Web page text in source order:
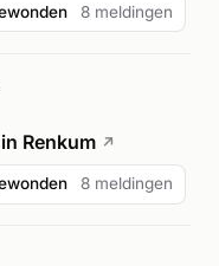
8 meldingen
Renkum ↗
8 meldingen